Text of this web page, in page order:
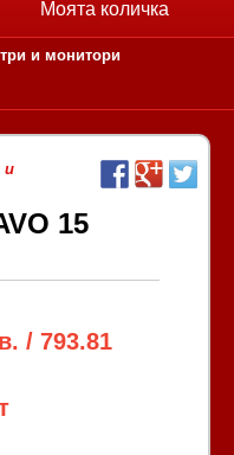
Моята количка
и монитори
и
15
/ 793.81